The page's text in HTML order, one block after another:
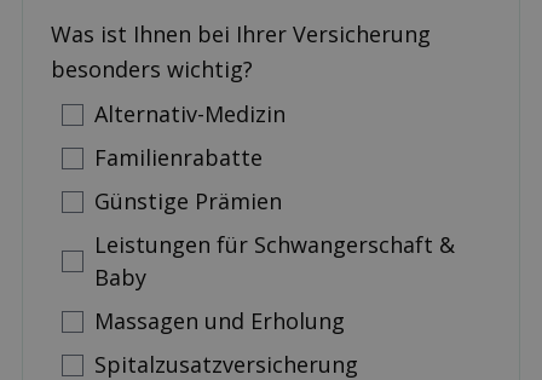
Was ist Ihnen bei Ihrer Versicherung
besonders wichtig?
Alternativ-Medizin
Familienrabatte
Günstige Prämien
Leistungen für Schwangerschaft &
Baby
Massagen und Erholung
Spitalzusatzversicherung